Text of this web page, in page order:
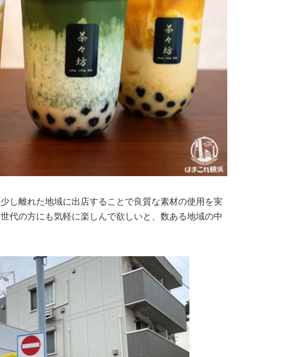
し離れた地域に出店することで良質な素材の使用を実
代の方にも気軽に楽しんで欲しいと、数ある地域の中